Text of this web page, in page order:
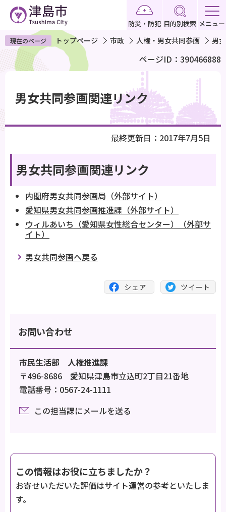
ペ
ー
ジ
で
す
防災・防犯 目的別検索 メニュー
現在のページ トップページ 市政 人権・男女共同参画 男
ページID：390466888
男女共同参画関連リンク
最終更新日：2017年7月5日
男女共同参画関連リンク
内閣府男女共同参画局（外部サイト）
愛知県男女共同参画推進課（外部サイト）
ウィルあいち（愛知県女性総合センター）（外部サ
イト）
男女共同参画へ戻る
お問い合わせ
市民生活部 人権推進課
〒496-8686 愛知県津島市立込町2丁目21番地
電話番号：0567-24-1111
この担当課にメールを送る
この情報はお役に立ちましたか？
お寄せいただいた評価はサイト運営の参考といたしま
す。